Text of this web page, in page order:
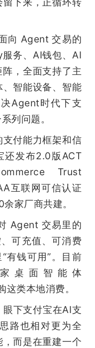
向 Agent 交易的
务、AI钱包、AI
，全面支持了主
智能设备、智能
Agent时代下支
列问题。
付能力框架和信
还发布2.0版ACT
Trust
互联网可信认证
家厂商共建。
Agent 交易里的
可充值、可消费
有钱可用”。目前
桌面智能体
类本地消费。
下支付宝在AI支
路也相对更为全
而是在重建一个